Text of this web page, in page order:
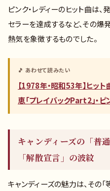
ピンク・レディーのヒット曲は
セラーを達成するなど、その
熱気を象徴するものでした。
🎵 あわせて読みたい
【1978年・昭和53年】ヒッ
恵「プレイバックPart2」・
キャンディーズの「普
「解散宣言」の波紋
キャンディーズの魅力は、その